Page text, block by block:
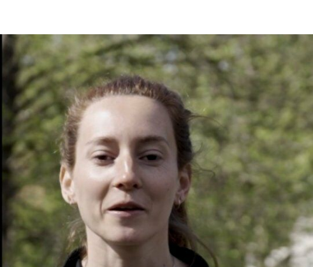
En tant qu'abonné, découvre des conten